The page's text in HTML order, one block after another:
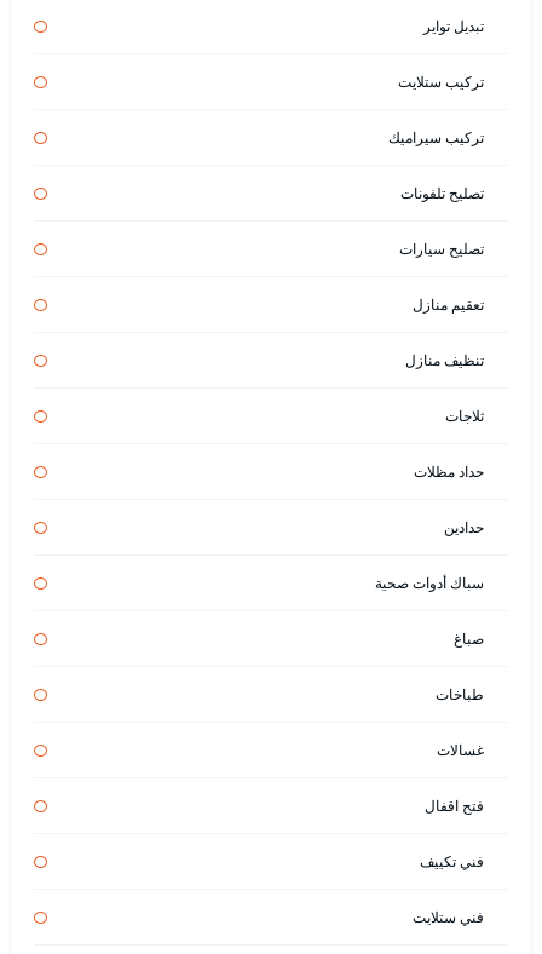
تبديل تواير
تركيب ستلايت
تركيب سيراميك
تصليح تلفونات
تصليح سيارات
تعقيم منازل
تنظيف منازل
ثلاجات
حداد مظلات
حدادين
سباك أدوات صحية
صباغ
طباخات
غسالات
فتح اقفال
فني تكييف
فني ستلايت